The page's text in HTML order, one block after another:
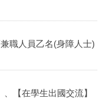
職人員乙名(身障人士)
【在學生出國交流】